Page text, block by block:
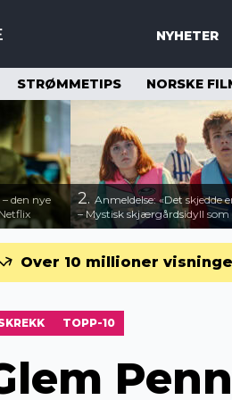
NYHETER
STRØMMETIPS NORSKE
den nye
2. Anmeldelse: «Det skjedde
– Mystisk skjærgårdsidyll som
Over 10 millioner
TOPP-10